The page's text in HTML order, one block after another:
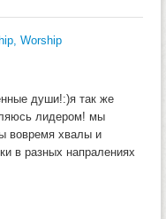
Worship
души!:)я так же
лидером! мы
вовремя хвалы и
в разных напралениях